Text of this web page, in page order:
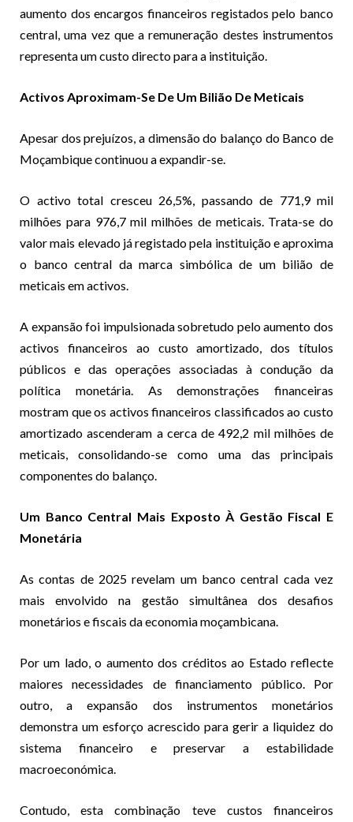
aumento dos encargos financeiros registados pelo banco
central, uma vez que a remuneração destes instrumentos
representa um custo directo para a instituição.
Activos Aproximam-Se De Um Bilião De Meticais
Apesar dos prejuízos, a dimensão do balanço do Banco de
Moçambique continuou a expandir-se.
O activo total cresceu 26,5%, passando de 771,9 mil
milhões para 976,7 mil milhões de meticais. Trata-se do
valor mais elevado já registado pela instituição e aproxima
o banco central da marca simbólica de um bilião de
meticais em activos.
A expansão foi impulsionada sobretudo pelo aumento dos
activos financeiros ao custo amortizado, dos títulos
públicos e das operações associadas à condução da
política monetária. As demonstrações financeiras
mostram que os activos financeiros classificados ao custo
amortizado ascenderam a cerca de 492,2 mil milhões de
meticais, consolidando-se como uma das principais
componentes do balanço.
Um Banco Central Mais Exposto À Gestão Fiscal E
Monetária
As contas de 2025 revelam um banco central cada vez
mais envolvido na gestão simultânea dos desafios
monetários e fiscais da economia moçambicana.
Por um lado, o aumento dos créditos ao Estado reflecte
maiores necessidades de financiamento público. Por
outro, a expansão dos instrumentos monetários
demonstra um esforço acrescido para gerir a liquidez do
sistema financeiro e preservar a estabilidade
macroeconómica.
Contudo, esta combinação teve custos financeiros